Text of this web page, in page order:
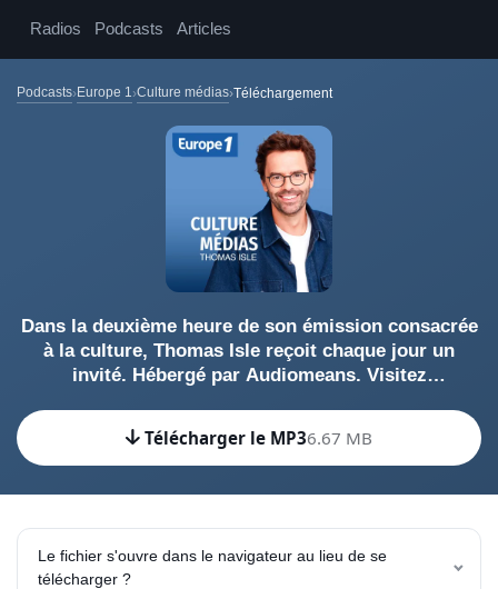
Radios Podcasts Articles
Podcasts Europe 1 Culture médias Téléchargement
Dans la deuxième heure de son émission consacrée
à la culture, Thomas Isle reçoit chaque jour un
invité. Hébergé par Audiomeans. Visitez
Télécharger le MP36.67 MB
Le fichier s'ouvre dans le navigateur au lieu de se
télécharger ?